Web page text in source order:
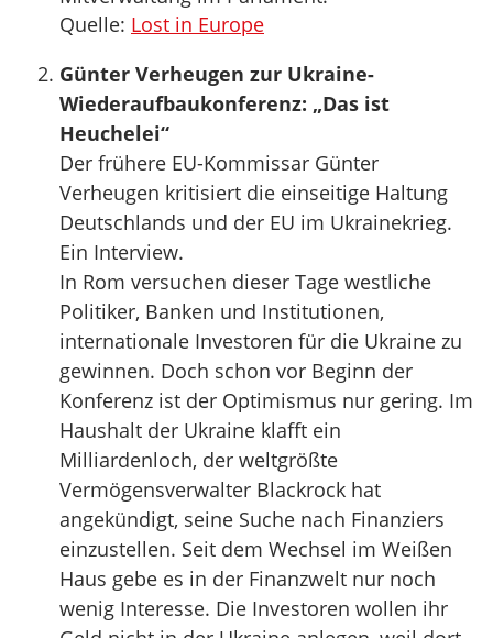
Quelle: Lost in Europe
Günter Verheugen zur Ukraine-
Wiederaufbaukonferenz: „Das ist
Heuchelei“
Der frühere EU-Kommissar Günter
Verheugen kritisiert die einseitige Haltung
Deutschlands und der EU im Ukrainekrieg.
Ein Interview.
In Rom versuchen dieser Tage westliche
Politiker, Banken und Institutionen,
internationale Investoren für die Ukraine zu
gewinnen. Doch schon vor Beginn der
Konferenz ist der Optimismus nur gering. Im
Haushalt der Ukraine klafft ein
Milliardenloch, der weltgrößte
Vermögensverwalter Blackrock hat
angekündigt, seine Suche nach Finanziers
einzustellen. Seit dem Wechsel im Weißen
Haus gebe es in der Finanzwelt nur noch
wenig Interesse. Die Investoren wollen ihr